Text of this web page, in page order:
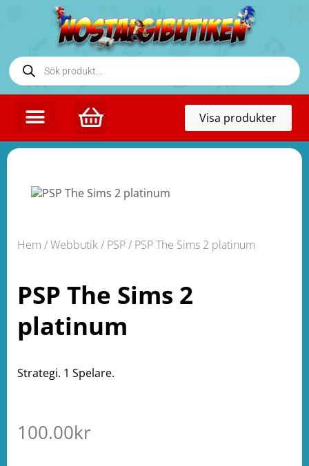
Visa produkter
Hem /Webbutik/ PSP/ PSP The Sims 2 platinum
PSP The Sims 2
platinum
Strategi. 1 Spelare.
100.00kr